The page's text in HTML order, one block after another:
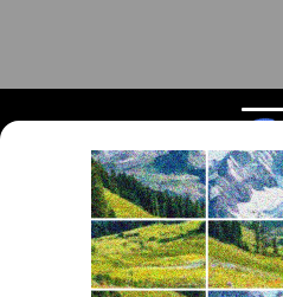
Поиск запчастей
Для автокомпаний